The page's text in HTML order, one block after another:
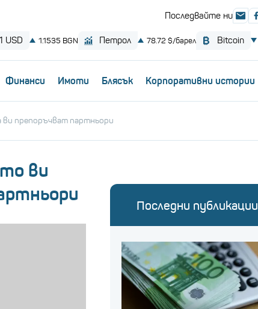
Финанси Имоти Блясък Корпоративни истории
препоръчват партньори
ви
Последни публикации